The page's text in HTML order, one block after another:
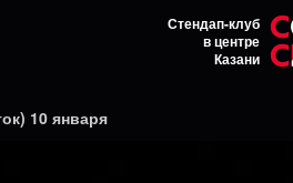
Стендап-клуб
в центре
Казани
10 января